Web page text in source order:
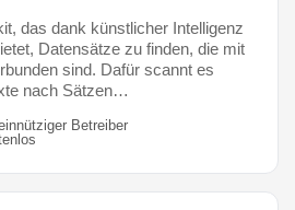
das dank künstlicher Intelligenz
Datensätze zu finden, die mit
sind. Dafür scannt es
nach Sätzen…
Betreiber